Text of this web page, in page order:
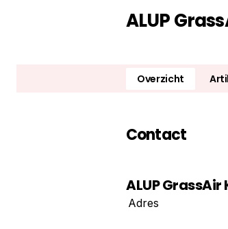
ALUP
Overzicht
Contact
ALUP
Adres